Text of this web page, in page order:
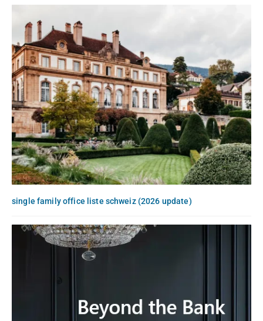
single family office liste schweiz (2026 update)